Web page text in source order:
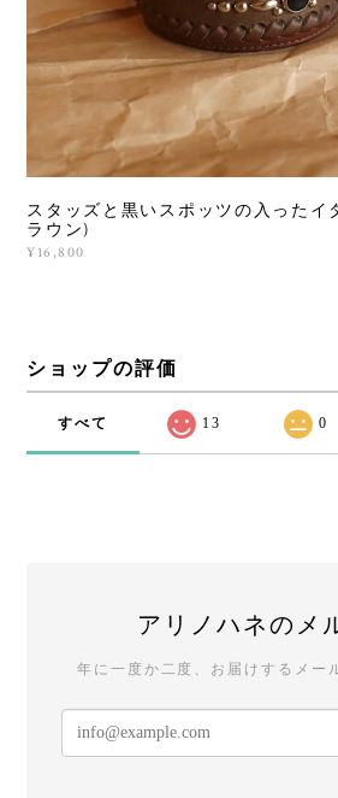
スタッズと黒いスポッツの入ったイ
ラウン)
¥16,800
ショップの評価
すべて 13 0
アリノハネのメ
年に一度か二度、お届けするメー